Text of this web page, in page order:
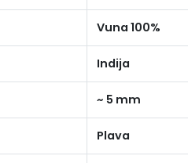
Vuna 100%
Indija
~ 5 mm
Plava